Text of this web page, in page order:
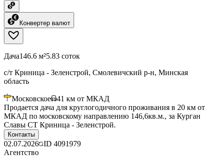
Конвертер валют
Дача146.6 м²5.83 соток
с/т Криница - Зеленстрой, Смолевичский р-н, Минская
область
Московское 41 км от МКАД
Продается дача для круглогодичного проживания в 20 км от
МКАД по московскому направлению 146,6кв.м., за Курган
Славы СТ Криница - Зеленстрой.
Контакты
02.07.2026 ID 4091979
Агентство